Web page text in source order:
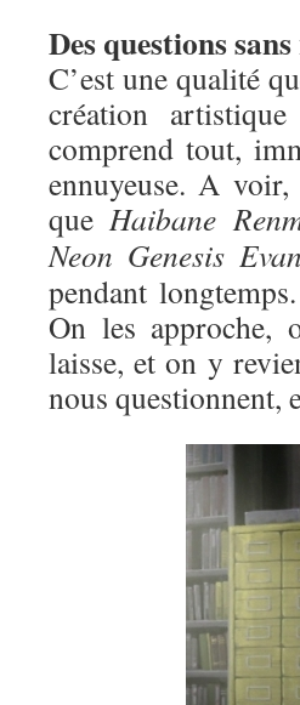
Des questions
C’est une qualité
création
comprend tout,
ennuyeuse. A
queHaibane
Neon Genesis
pendant
On les approche,
laisse, et on y
nous questionnent,